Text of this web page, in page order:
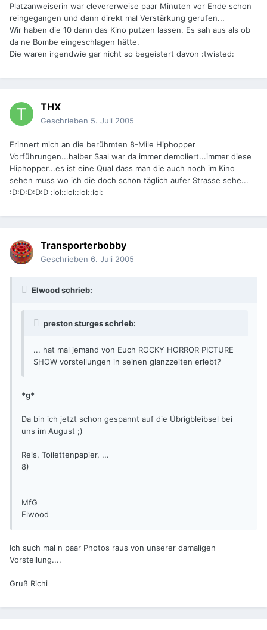
Platzanweiserin war clevererweise paar Minuten vor Ende schon
reingegangen und dann direkt mal Verstärkung gerufen...
Wir haben die 10 dann das Kino putzen lassen. Es sah aus als ob
da ne Bombe eingeschlagen hätte.
Die waren irgendwie gar nicht so begeistert davon :twisted:
THX
Geschrieben 5. Juli 2005
Erinnert mich an die berühmten 8-Mile Hiphopper
Vorführungen...halber Saal war da immer demoliert...immer diese
Hiphopper...es ist eine Qual dass man die auch noch im Kino
sehen muss wo ich die doch schon täglich aufer Strasse sehe...
:D:D:D:D:D :lol::lol::lol::lol:
Transporterbobby
Geschrieben 6. Juli 2005
Elwood schrieb:
preston sturges schrieb:
... hat mal jemand von Euch ROCKY HORROR PICTURE
SHOW vorstellungen in seinen glanzzeiten erlebt?
*g*
Da bin ich jetzt schon gespannt auf die Übrigbleibsel bei
uns im August ;)
Reis, Toilettenpapier, ...
8)
MfG
Elwood
Ich such mal n paar Photos raus von unserer damaligen
Vorstellung....
Gruß Richi